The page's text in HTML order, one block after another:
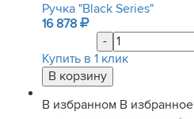
Ручка "Black Series"
16 878
-
Купить в 1 клик
В избранном В избранное